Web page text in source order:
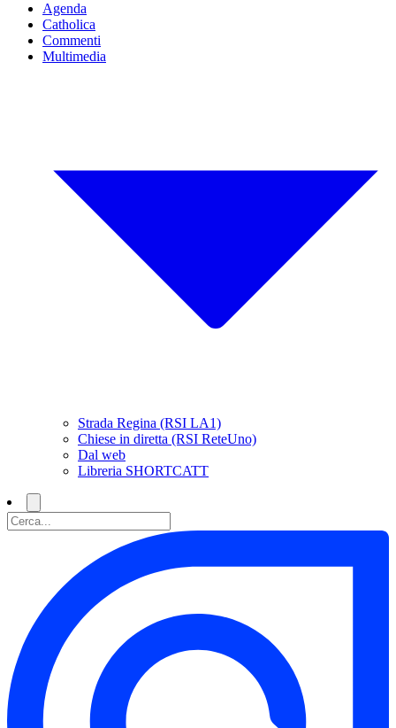
Agenda
Catholica
Commenti
Multimedia
Strada Regina (RSI LA1)
Chiese in diretta (RSI ReteUno)
Dal web
Libreria SHORTCATT